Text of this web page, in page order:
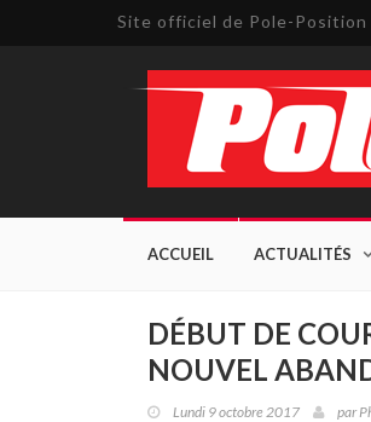
Site officiel de Pole-Position
ACCUEIL ACTUALITÉS
DÉBUT DE
NOUVEL
Lundi 9 octobre 2017 par